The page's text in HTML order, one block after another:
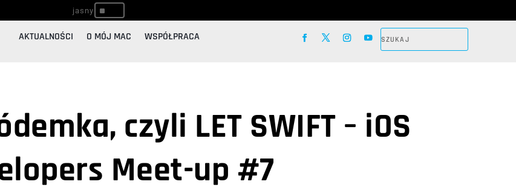
^
AKTUALNOŚCI O MÓJ MAC WSPÓŁPRACA
czyli LET SWIFT – iOS
Meet-up #7